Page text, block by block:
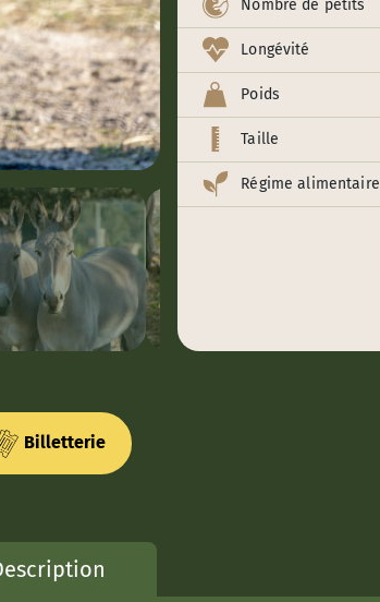
Nombre de petits
Longévité
Poids
Taille
Régime alimentaire
Billetterie